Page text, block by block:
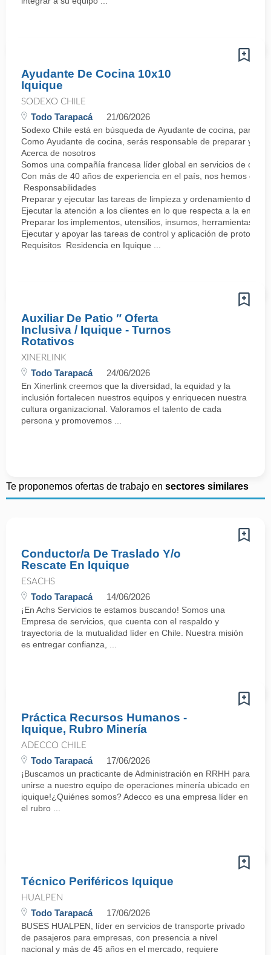
Ayudante De Cocina 10x10
Iquique
SODEXO CHILE
Todo Tarapacá 21/06/2026
Sodexo Chile está en búsqueda de Ayudante de cocina, para
Como Ayudante de cocina, serás responsable de preparar y
Acerca de nosotros
Somos una compañía francesa líder global en servicios de
Con más de 40 años de experiencia en el país, nos hemos
Responsabilidades
Preparar y ejecutar las tareas de limpieza y ordenamiento de
Ejecutar la atención a los clientes en lo que respecta a la
Preparar los implementos, utensilios, insumos, herramientas, y
Ejecutar y apoyar las tareas de control y aplicación de
Requisitos Residencia en Iquique ...
Auxiliar De Patio ″ Oferta
Inclusiva / Iquique - Turnos
Rotativos
XINERLINK
Todo Tarapacá 24/06/2026
En Xinerlink creemos que la diversidad, la equidad y la
inclusión fortalecen nuestros equipos y enriquecen nuestra
cultura organizacional. Valoramos el talento de cada
persona y promovemos ...
Te proponemos ofertas de trabajo en sectores similares
Conductor/a De Traslado Y/o
Rescate En Iquique
ESACHS
Todo Tarapacá 14/06/2026
¡En Achs Servicios te estamos buscando! Somos una
Empresa de servicios, que cuenta con el respaldo y
trayectoria de la mutualidad líder en Chile. Nuestra misión
es entregar confianza, ...
Práctica Recursos Humanos -
Iquique, Rubro Minería
ADECCO CHILE
Todo Tarapacá 17/06/2026
¡Buscamos un practicante de Administración en RRHH para
unirse a nuestro equipo de operaciones minería ubicado en
iquique!¿Quiénes somos? Adecco es una empresa líder en
el rubro ...
Técnico Periféricos Iquique
HUALPEN
Todo Tarapacá 17/06/2026
BUSES HUALPEN, líder en servicios de transporte privado
de pasajeros para empresas, con presencia a nivel
nacional y más de 45 años en el mercado, requiere